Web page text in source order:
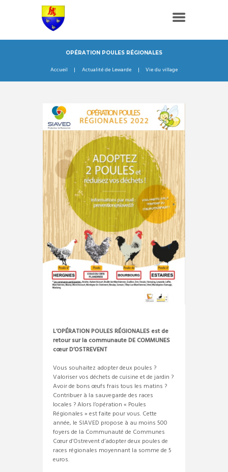
OPÉRATION POULES RÉGIONALES
Accueil Actualité de Lewarde Vie du village
L’OPÉRATION POULES RÉGIONALES est de
retour sur la communaute DE COMMUNES
cœur D’OSTREVENT
Vous souhaitez adopter deux poules ?
Valoriser vos déchets de cuisine et de jardin ?
Avoir de bons œufs frais tous les matins ?
Contribuer à la sauvegarde des races
locales ? Alors l’opération « Poules
Régionales » est faite pour vous. Cette
année, le SIAVED propose à au moins 500
foyers de la Communauté de Communes
Cœur d’Ostrevent d’adopter deux poules de
races régionales moyennant la somme de 5
euros.